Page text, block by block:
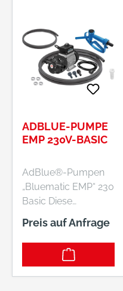
ADBLUE-PUMPE
EMP 230V-BASIC
AdBlue®-Pumpen
„Bluematic EMP“ 230
Basic Diese
Sets sind einsetzbar
in Verbindung mit
200-Liter-Fässern,
Preis auf Anfrage